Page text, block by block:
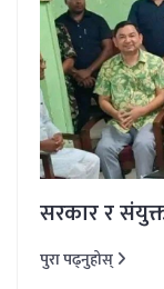
सरकार र
पुरा पढ्नुहोस्